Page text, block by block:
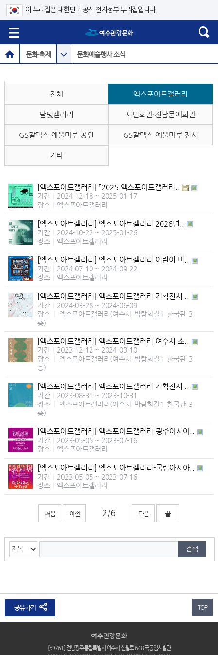
이 누리집은 대한민국 공식 전자정부 누리집입니다.
문화·축제 문화예술행사 소식
전체 엑스포아트갤러리
달빛갤러리 시민회관·진남문예회관
GS칼텍스 예울마루 공연 GS칼텍스 예울마루 전시
기타
[엑스포아트갤러리] 「2025 엑스포아트갤러리..
기간
2024-12-18 ~ 2025-01-17
장소
엑스포아트갤러리
[엑스포아트갤러리] 엑스포아트갤러리 2026년..
기간
2024-10-22 ~ 2025-01-26
장소
엑스포아트갤러리
[엑스포아트갤러리] 엑스포아트갤러리 어린이 미..
기간
2024-07-10 ~ 2024-09-22
장소
엑스포아트갤러리
[엑스포아트갤러리] 엑스포아트갤러리 기획전시 ..
기간
2024-03-28 ~ 2024-06-09
장소
엑스포아트갤러리(여수시 박람회길1 한국관 3
층)
[엑스포아트갤러리] 엑스포아트갤러리 여수시 소..
기간
2023-12-12 ~ 2024-03-10
장소
엑스포아트갤러리(여수시 박람회길1 한국관 3
층)
[엑스포아트갤러리] 엑스포아트갤러리 기획전시 ..
기간
2023-08-31 ~ 2023-10-31
장소
엑스포아트갤러리(여수시 박람회길1 한국관 3
층)
[엑스포아트갤러리] 엑스포아트갤러리-광주아시아..
기간
2023-05-05 ~ 2023-07-16
장소
엑스포아트갤러리
[엑스포아트갤러리] 엑스포아트갤러리-국립아시아..
기간
2023-05-05 ~ 2023-07-16
장소
엑스포아트갤러리
처음 이전 다음 끝
공유하기 TOP
[59761] 전남광주통합특별시 여수시 신월로 648 국동임시별관